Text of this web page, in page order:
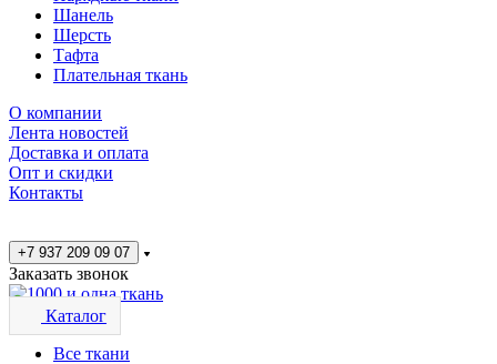
Шанель
Шерсть
Тафта
Плательная ткань
О компании
Лента новостей
Доставка и оплата
Опт и скидки
Контакты
+7 937 209 09 07
Заказать звонок
Каталог
Все ткани